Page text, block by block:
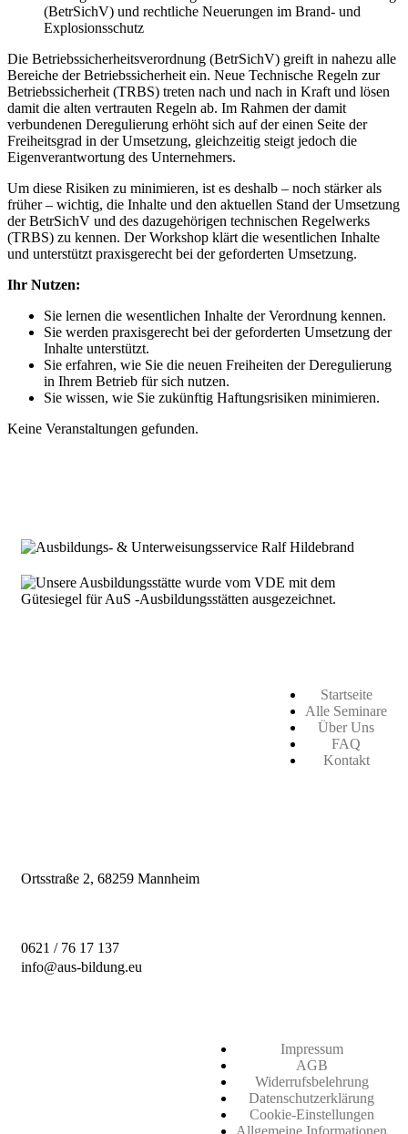
(BetrSichV) und rechtliche Neuerungen im Brand- und
Explosionsschutz
Die Betriebssicherheitsverordnung (BetrSichV) greift in nahezu alle
Bereiche der Betriebssicherheit ein. Neue Technische Regeln zur
Betriebssicherheit (TRBS) treten nach und nach in Kraft und lösen
damit die alten vertrauten Regeln ab. Im Rahmen der damit
verbundenen Deregulierung erhöht sich auf der einen Seite der
Freiheitsgrad in der Umsetzung, gleichzeitig steigt jedoch die
Eigenverantwortung des Unternehmers.
Um diese Risiken zu minimieren, ist es deshalb – noch stärker als
früher – wichtig, die Inhalte und den aktuellen Stand der Umsetzung
der BetrSichV und des dazugehörigen technischen Regelwerks
(TRBS) zu kennen. Der Workshop klärt die wesentlichen Inhalte
und unterstützt praxisgerecht bei der geforderten Umsetzung.
Ihr Nutzen:
Sie lernen die wesentlichen Inhalte der Verordnung kennen.
Sie werden praxisgerecht bei der geforderten Umsetzung der
Inhalte unterstützt.
Sie erfahren, wie Sie die neuen Freiheiten der Deregulierung
in Ihrem Betrieb für sich nutzen.
Sie wissen, wie Sie zukünftig Haftungsrisiken minimieren.
Keine Veranstaltungen gefunden.
Startseite
Alle Seminare
Über Uns
FAQ
Kontakt
Ortsstraße 2, 68259 Mannheim
0621 / 76 17 137
info@aus-bildung.eu
Impressum
AGB
Widerrufsbelehrung
Datenschutzerklärung
Cookie-Einstellungen
Allgemeine Informationen